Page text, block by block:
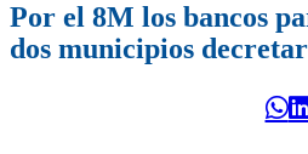
Por el 8M los bancos
dos municipios